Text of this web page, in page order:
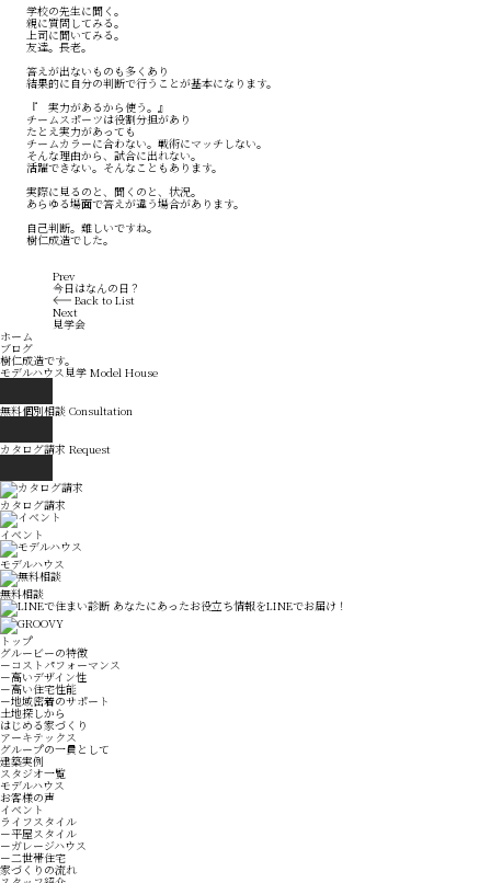
学校の先生に聞く。
親に質問してみる。
上司に聞いてみる。
友達。長老。
答えが出ないものも多くあり
結果的に自分の判断で行うことが基本になります。
『 実力があるから使う。』
チームスポーツは役割分担があり
たとえ実力があっても
チームカラーに合わない。戦術にマッチしない。
そんな理由から、試合に出れない。
活躍できない。そんなこともあります。
実際に見るのと、聞くのと、状況。
あらゆる場面で答えが違う場合があります。
自己判断。難しいですね。
樹仁成造でした。
Prev
今日はなんの日？
Back to List
Next
見学会
ホーム
ブログ
樹仁成造です。
モデルハウス見学 Model House
無料個別相談 Consultation
カタログ請求 Request
カタログ請求
イベント
モデルハウス
無料相談
トップ
グルービーの特徴
－コストパフォーマンス
－高いデザイン性
－高い住宅性能
－地域密着のサポート
土地探しから
はじめる家づくり
アーキテックス
グループの一員として
建築実例
スタジオ一覧
モデルハウス
お客様の声
イベント
ライフスタイル
－平屋スタイル
－ガレージハウス
－二世帯住宅
家づくりの流れ